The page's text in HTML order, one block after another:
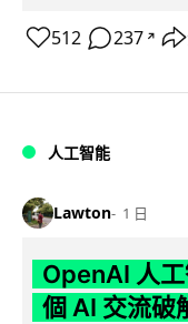
512 237 ↗
人工智能
Lawton 1 日
OpenAI 人
個 AI 交流破